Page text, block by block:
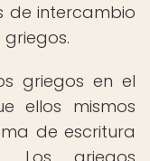
de intercambio
griegos en el
ellos mismos
de escritura